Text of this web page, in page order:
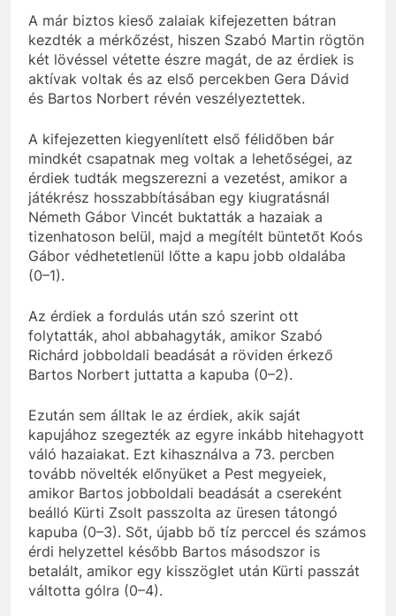
A már biztos kieső zalaiak kifejezetten bátran
kezdték a mérkőzést, hiszen Szabó Martin rögtön
két lövéssel vétette észre magát, de az érdiek is
aktívak voltak és az első percekben Gera Dávid
és Bartos Norbert révén veszélyeztettek.
A kifejezetten kiegyenlített első félidőben bár
mindkét csapatnak meg voltak a lehetőségei, az
érdiek tudták megszerezni a vezetést, amikor a
játékrész hosszabbításában egy kiugratásnál
Németh Gábor Vincét buktatták a hazaiak a
tizenhatoson belül, majd a megítélt büntetőt Koós
Gábor védhetetlenül lőtte a kapu jobb oldalába
(0–1).
Az érdiek a fordulás után szó szerint ott
folytatták, ahol abbahagyták, amikor Szabó
Richárd jobboldali beadását a röviden érkező
Bartos Norbert juttatta a kapuba (0–2).
Ezután sem álltak le az érdiek, akik saját
kapujához szegezték az egyre inkább hitehagyott
váló hazaiakat. Ezt kihasználva a 73. percben
tovább növelték előnyüket a Pest megyeiek,
amikor Bartos jobboldali beadását a csereként
beálló Kürti Zsolt passzolta az üresen tátongó
kapuba (0–3). Sőt, újabb bő tíz perccel és számos
érdi helyzettel később Bartos másodszor is
betalált, amikor egy kisszöglet után Kürti passzát
váltotta gólra (0–4).